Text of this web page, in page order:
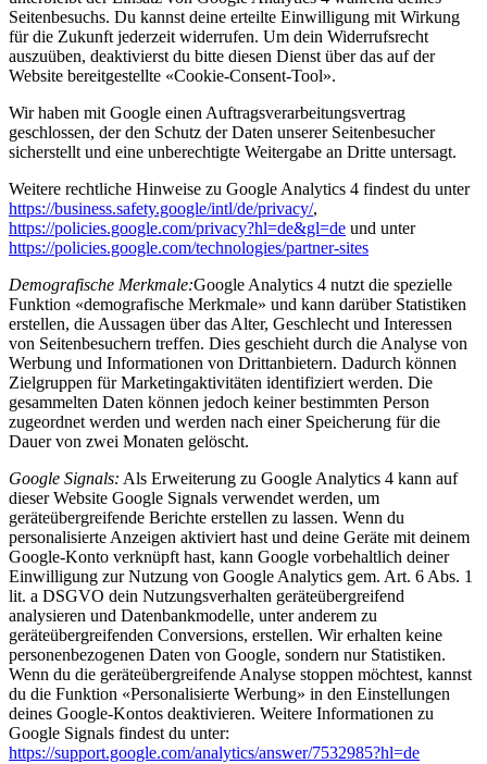
Seitenbesuchs. Du kannst deine erteilte Einwilligung mit Wirkung
für die Zukunft jederzeit widerrufen. Um dein Widerrufsrecht
auszuüben, deaktivierst du bitte diesen Dienst über das auf der
Website bereitgestellte «Cookie-Consent-Tool».
Wir haben mit Google einen Auftragsverarbeitungsvertrag
geschlossen, der den Schutz der Daten unserer Seitenbesucher
sicherstellt und eine unberechtigte Weitergabe an Dritte untersagt.
Weitere rechtliche Hinweise zu Google Analytics 4 findest du unter
https://business.safety.google/intl/de/privacy/,
https://policies.google.com/privacy?hl=de&gl=de und unter
https://policies.google.com/technologies/partner-sites
Demografische Merkmale:Google Analytics 4 nutzt die spezielle
Funktion «demografische Merkmale» und kann darüber Statistiken
erstellen, die Aussagen über das Alter, Geschlecht und Interessen
von Seitenbesuchern treffen. Dies geschieht durch die Analyse von
Werbung und Informationen von Drittanbietern. Dadurch können
Zielgruppen für Marketingaktivitäten identifiziert werden. Die
gesammelten Daten können jedoch keiner bestimmten Person
zugeordnet werden und werden nach einer Speicherung für die
Dauer von zwei Monaten gelöscht.
Google Signals: Als Erweiterung zu Google Analytics 4 kann auf
dieser Website Google Signals verwendet werden, um
geräteübergreifende Berichte erstellen zu lassen. Wenn du
personalisierte Anzeigen aktiviert hast und deine Geräte mit deinem
Google-Konto verknüpft hast, kann Google vorbehaltlich deiner
Einwilligung zur Nutzung von Google Analytics gem. Art. 6 Abs. 1
lit. a DSGVO dein Nutzungsverhalten geräteübergreifend
analysieren und Datenbankmodelle, unter anderem zu
geräteübergreifenden Conversions, erstellen. Wir erhalten keine
personenbezogenen Daten von Google, sondern nur Statistiken.
Wenn du die geräteübergreifende Analyse stoppen möchtest, kannst
du die Funktion «Personalisierte Werbung» in den Einstellungen
deines Google-Kontos deaktivieren. Weitere Informationen zu
Google Signals findest du unter:
https://support.google.com/analytics/answer/7532985?hl=de